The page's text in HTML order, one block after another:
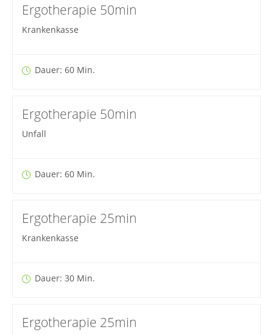
Ergotherapie 50min
Krankenkasse
Dauer: 60 Min.
Ergotherapie 50min
Unfall
Dauer: 60 Min.
Ergotherapie 25min
Krankenkasse
Dauer: 30 Min.
Ergotherapie 25min